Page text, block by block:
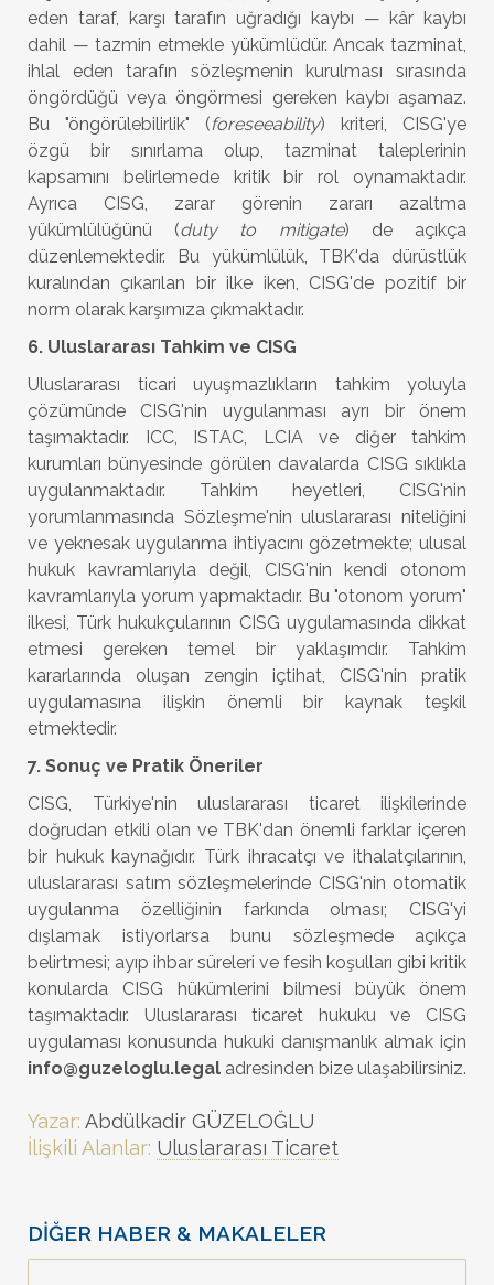
eden taraf, karşı tarafın uğradığı kaybı — kâr kaybı
dahil — tazmin etmekle yükümlüdür. Ancak tazminat,
ihlal eden tarafın sözleşmenin kurulması sırasında
öngördüğü veya öngörmesi gereken kaybı aşamaz.
Bu "öngörülebilirlik" (foreseeability) kriteri, CISG'ye
özgü bir sınırlama olup, tazminat taleplerinin
kapsamını belirlemede kritik bir rol oynamaktadır.
Ayrıca CISG, zarar görenin zararı azaltma
yükümlülüğünü (duty to mitigate) de açıkça
düzenlemektedir. Bu yükümlülük, TBK'da dürüstlük
kuralından çıkarılan bir ilke iken, CISG'de pozitif bir
norm olarak karşımıza çıkmaktadır.
6. Uluslararası Tahkim ve CISG
Uluslararası ticari uyuşmazlıkların tahkim yoluyla
çözümünde CISG'nin uygulanması ayrı bir önem
taşımaktadır. ICC, ISTAC, LCIA ve diğer tahkim
kurumları bünyesinde görülen davalarda CISG sıklıkla
uygulanmaktadır. Tahkim heyetleri, CISG'nin
yorumlanmasında Sözleşme'nin uluslararası niteliğini
ve yeknesak uygulanma ihtiyacını gözetmekte; ulusal
hukuk kavramlarıyla değil, CISG'nin kendi otonom
kavramlarıyla yorum yapmaktadır. Bu "otonom yorum"
ilkesi, Türk hukukçularının CISG uygulamasında dikkat
etmesi gereken temel bir yaklaşımdır. Tahkim
kararlarında oluşan zengin içtihat, CISG'nin pratik
uygulamasına ilişkin önemli bir kaynak teşkil
etmektedir.
7. Sonuç ve Pratik Öneriler
CISG, Türkiye'nin uluslararası ticaret ilişkilerinde
doğrudan etkili olan ve TBK'dan önemli farklar içeren
bir hukuk kaynağıdır. Türk ihracatçı ve ithalatçılarının,
uluslararası satım sözleşmelerinde CISG'nin otomatik
uygulanma özelliğinin farkında olması; CISG'yi
dışlamak istiyorlarsa bunu sözleşmede açıkça
belirtmesi; ayıp ihbar süreleri ve fesih koşulları gibi kritik
konularda CISG hükümlerini bilmesi büyük önem
taşımaktadır. Uluslararası ticaret hukuku ve CISG
uygulaması konusunda hukuki danışmanlık almak için
info@guzeloglu.legal adresinden bize ulaşabilirsiniz.
Yazar: Abdülkadir GÜZELOĞLU
İlişkili Alanlar: Uluslararası Ticaret
DİĞER HABER & MAKALELER